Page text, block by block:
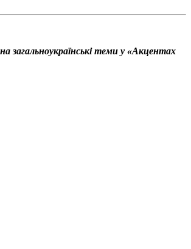
загальноукраїнські теми у «Акцентах